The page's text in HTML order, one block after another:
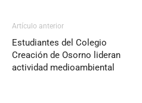
Artículo anterior
Estudiantes del Colegio
Creación de Osorno lideran
actividad medioambiental